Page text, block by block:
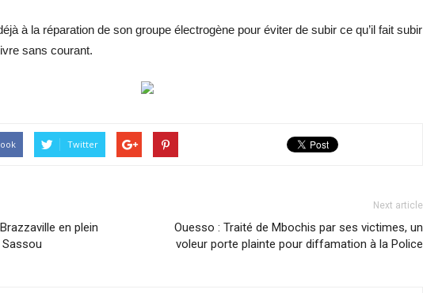
à la réparation de son groupe électrogène pour éviter de subir ce qu’il fait subir
sans courant.
Twitter
en plein
Sassou
Next article
Ouesso : Traité de Mbochis par ses victimes, un
voleur porte plainte pour diffamation à la Police